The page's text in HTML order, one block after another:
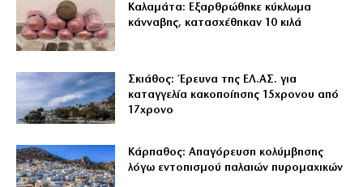
Καλαμάτα: Εξαρθρώθηκε κύκλωμα
κάνναβης, κατασχέθηκαν 10 κιλά
Σκιάθος: Έρευνα της ΕΛ.ΑΣ. για
καταγγελία κακοποίησης 15χρονου από
17χρονο
Κάρπαθος: Απαγόρευση κολύμβησης
λόγω εντοπισμού παλαιών πυρομαχικών